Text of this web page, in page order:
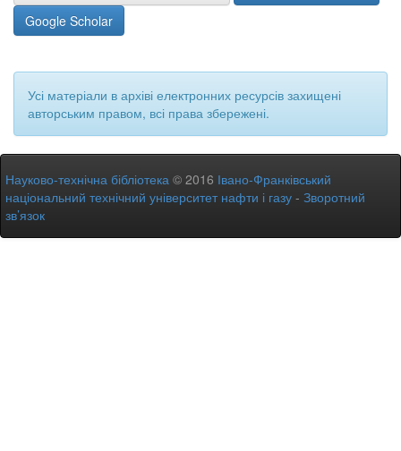
Google Scholar
Усі матеріали в архіві електронних ресурсів захищені
авторським правом, всі права збережені.
Науково-технічна бібліотека © 2016 Івано-Франківський
національний технічний університет нафти і газу - Зворотний
зв’язок